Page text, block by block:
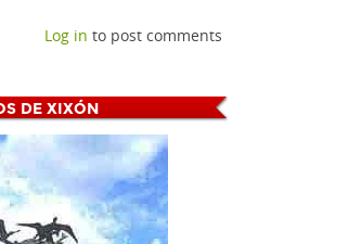
Log in to post comments
DE XIXÓN